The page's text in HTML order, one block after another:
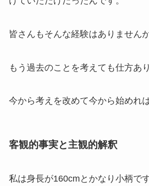
皆さんもそんな経験はありません
もう過去のことを考えても仕方あ
今から考えを改めて今から始めれ
客観的事実と主観的解釈
私は身長が160cmとかなり小柄です